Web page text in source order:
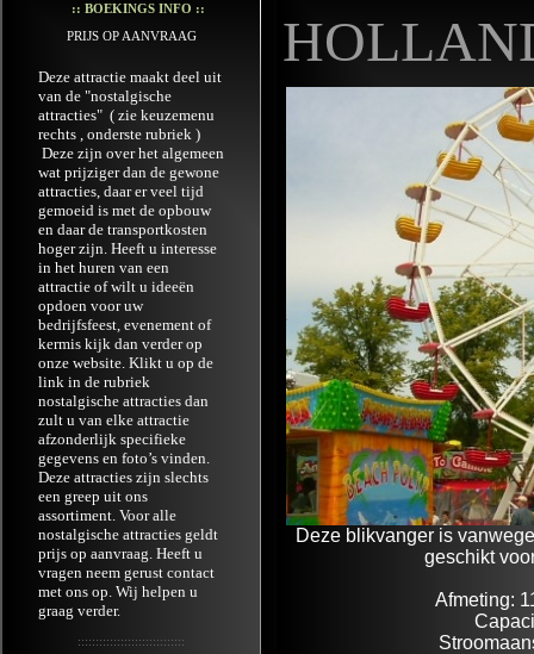
:: BOEKINGS INFO ::
PRIJS OP AANVRAAG
Deze attractie maakt deel uit
van de "nostalgische
attracties" ( zie keuzemenu
rechts , onderste rubriek )
Deze zijn over het algemeen
wat prijziger dan de gewone
attracties, daar er veel tijd
gemoeid is met de opbouw
en daar de transportkosten
hoger zijn. Heeft u interesse
in het huren van een
attractie of wilt u ideeën
opdoen voor uw
bedrijfsfeest, evenement of
kermis kijk dan verder op
onze website. Klikt u op de
link in de rubriek
nostalgische attracties dan
zult u van elke attractie
afzonderlijk specifieke
gegevens en foto’s vinden.
Deze attracties zijn slechts
een greep uit ons
assortiment. Voor alle
nostalgische attracties geldt
prijs op aanvraag. Heeft u
vragen neem gerust contact
met ons op. Wij helpen u
graag verder.
::::::::::::::::::::::::::::::
Deze blikvanger is
geschikt
Afmeting: